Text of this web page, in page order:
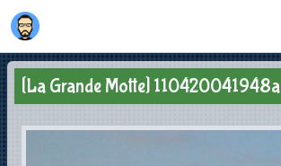
[La Grande Motte] 110420041948a